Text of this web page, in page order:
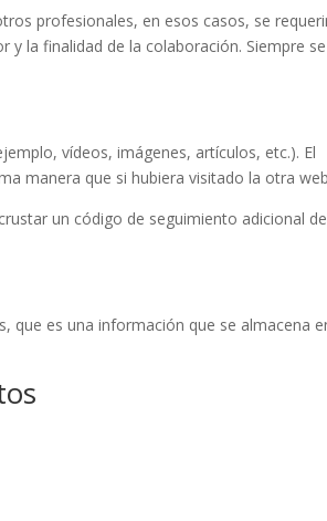
profesionales, en esos casos, se
la finalidad de la colaboración. Siempre se
vídeos, imágenes, artículos, etc.). El
manera que si hubiera visitado la otra
un código de seguimiento adicional de
que es una información que se almacena